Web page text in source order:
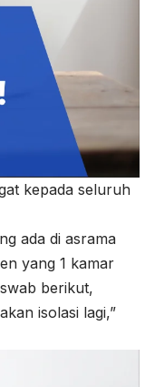
kepada seluruh
ada di asrama
yang 1 kamar
berikut,
isolasi lagi,”